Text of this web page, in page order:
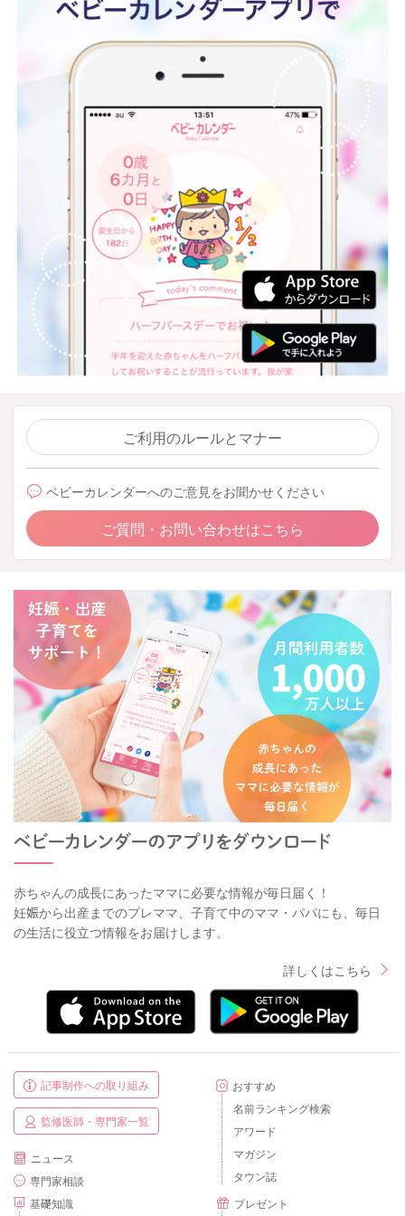
ご利用のルールとマナー
ベビーカレンダーへのご意見をお聞かせください
ご質問・お問い合わせはこちら
赤ちゃんの成長にあったママに必要な情報が毎日届く！
妊娠から出産までのプレママ、子育て中のママ・パパにも、毎日
の生活に役立つ情報をお届けします。
詳しくはこちら
記事制作への取り組み
監修医師・専門家一覧
ニュース
専門家相談
基礎知識
おすすめ
名前ランキング検索
アワード
マガジン
タウン誌
プレゼント